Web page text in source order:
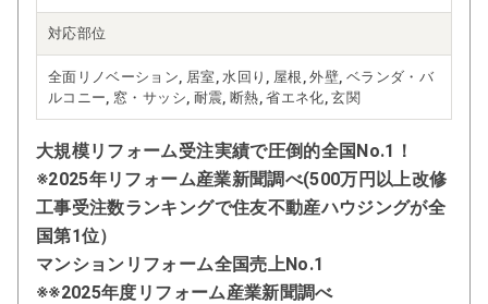
対応部位
全面リノベーション, 居室, 水回り, 屋根, 外壁, ベランダ・バ
ルコニー, 窓・サッシ, 耐震, 断熱, 省エネ化, 玄関
大規模リフォーム受注実績で圧倒的全国No.1！
※2025年リフォーム産業新聞調べ(500万円以上改修
工事受注数ランキングで住友不動産ハウジングが全
国第1位）
マンションリフォーム全国売上No.1
※※2025年度リフォーム産業新聞調べ